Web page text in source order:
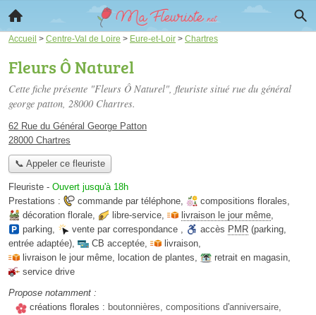
Accueil > Centre-Val de Loire > Eure-et-Loir > Chartres
Fleurs Ô Naturel
Cette fiche présente "Fleurs Ô Naturel", fleuriste situé rue du général
george patton, 28000 Chartres.
62 Rue du Général George Patton
28000 Chartres
📞 Appeler ce fleuriste
Fleuriste - Ouvert jusqu'à 18h
Prestations :
commande par téléphone, compositions florales,
décoration florale, libre-service, livraison le jour même,
parking, vente par correspondance , accès PMR (parking,
entrée adaptée), CB acceptée, livraison,
livraison le jour même, location de plantes, retrait en magasin,
service drive
Propose notamment :
créations florales : boutonnières, compositions d'anniversaire,